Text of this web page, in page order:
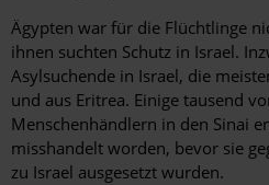
Ägypten war für die Flüchtlinge
ihnen suchten Schutz in Israel.
Asylsuchende in Israel, die
und aus Eritrea. Einige tausend
Menschenhändlern in den Sinai
misshandelt worden, bevor sie
zu Israel ausgesetzt wurden.